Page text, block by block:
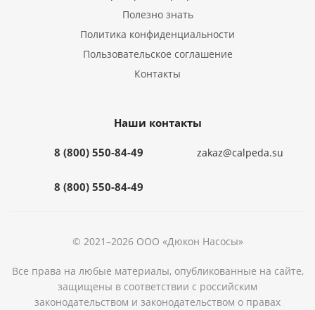
Полезно знать
Политика конфиденциальности
Пользовательское соглашение
Контакты
Наши контакты
8 (800) 550-84-49
8 (800) 550-84-49
zakaz@calpeda.su
© 2021–2026 ООО «Дюкон Насосы»
Все права на любые материалы, опубликованные на сайте,
защищены в соответствии с российским
законодательством и законодательством о правах